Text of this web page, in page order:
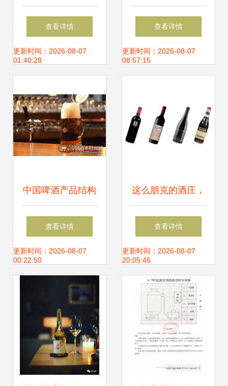
中品味时光
查看详情
更新时间：2026-08-07
01:40:28
玉碗盛来琥珀光”:
漫谈中国千年酒文
查看详情
更新时间：2026-08-07
08:57:15
中国啤酒产品结构
演变 从普通啤酒金
字塔到多元化结构
化竞争
查看详情
更新时间：2026-08-07
00:22:50
这么朋克的酒庄，
竟酿出了如此纯净
的自然酒
查看详情
更新时间：2026-08-07
20:05:46